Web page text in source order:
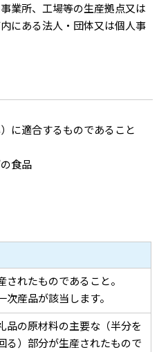
業所、工場等の生産拠点又は
にある法人・団体又は個人事
に適合するものであること
食品
されたものであること。
産品が該当します。
品の原材料の主要な（半分を
る）部分が生産されたもので